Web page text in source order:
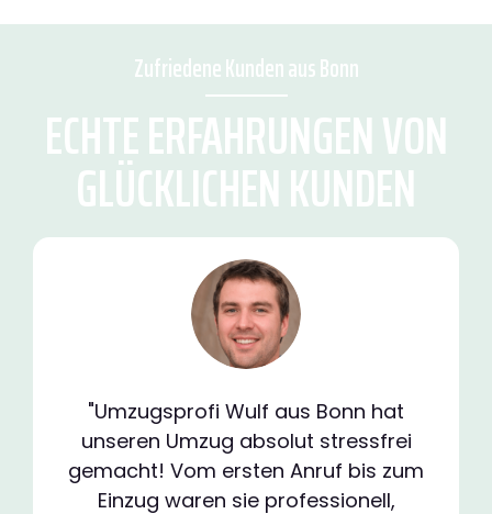
Zufriedene Kunden aus Bonn
ECHTE ERFAHRUNGEN VON
GLÜCKLICHEN KUNDEN
"Umzugsprofi Wulf aus Bonn hat
unseren Umzug absolut stressfrei
gemacht! Vom ersten Anruf bis zum
Einzug waren sie professionell,